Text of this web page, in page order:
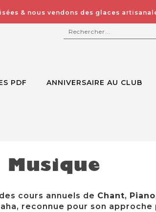
& nous vendons des glaces
RECHERCHER
PDF ANNIVERSAIRE AU CLUB
Musique
cours annuels de Chant, Piano
reconnue pour son